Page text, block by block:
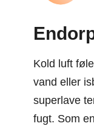
Kold luft
vand eller
superlave
fugt. Som